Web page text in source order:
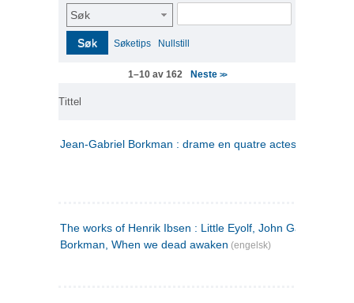
Søk
Søk Søketips Nullstill
1–10 av 162 Neste >>
Tittel
Jean-Gabriel Borkman : drame en quatre actes
The works of Henrik Ibsen : Little Eyolf, John Gabriel
Borkman, When we dead awaken (engelsk)